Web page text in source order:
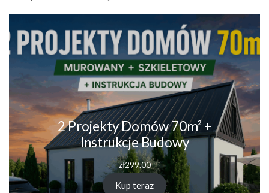
2 Projekty Domów 70m² +
Instrukcje Budowy
zł299.00
Kup teraz